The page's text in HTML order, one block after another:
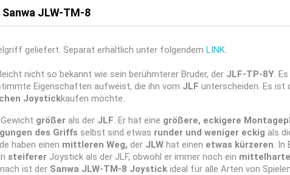
JLW-TM-8
geliefert. Separat erhältlich unter folgendem LINK.
nicht so bekannt wie sein berühmterer Bruder, der JLF-TP-8Y.
Eigenschaften aufweist, die ihn vom JLF unterscheiden. Es ist
Joystickkaufen möchte.
größer als der JLF. Er hat eine größere, eckigere
des Griffs selbst sind etwas runder und weniger eckig als
haben einen mittleren Weg, der JLW hat einen etwas kürzeren. In
steiferer Joystick als der JLF, obwohl er immer noch ein
ist der Sanwa JLW-TM-8 Joystick ideal für alle Arten von